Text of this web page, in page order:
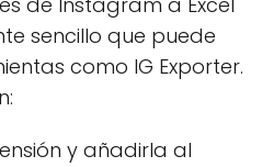
sencillo que puede
como IG Exporter.
y añadirla al